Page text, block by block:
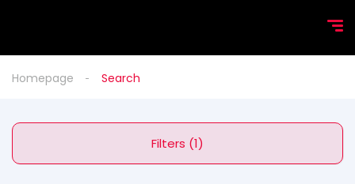
Homepage Search
Filters (1)